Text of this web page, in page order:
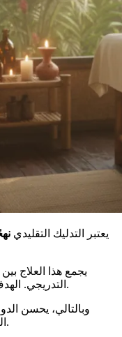
يعتبر التدليك التقليدي
يجمع هذا العلاج
التدريجي. الهدف هو كشف التوترات وفتح خطوط الطاقة.
وبالتالي، يحسن
.